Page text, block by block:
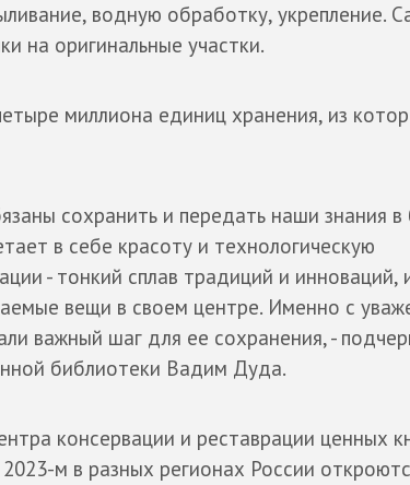
водную обработку, укрепление.
на оригинальные участки.
миллиона единиц хранения, из
сохранить и передать наши знания
в себе красоту и технологическую
- тонкий сплав традиций и инноваций,
вещи в своем центре. Именно с
важный шаг для ее сохранения, -
библиотеки Вадим Дуда.
консервации и реставрации ценных
м в разных регионах России